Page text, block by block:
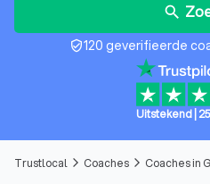
search
verified_user120 geverifieerde
Uitstekend
Trustlocal arrow_forward_ios Coaches arrow_forward_ios Coaches in